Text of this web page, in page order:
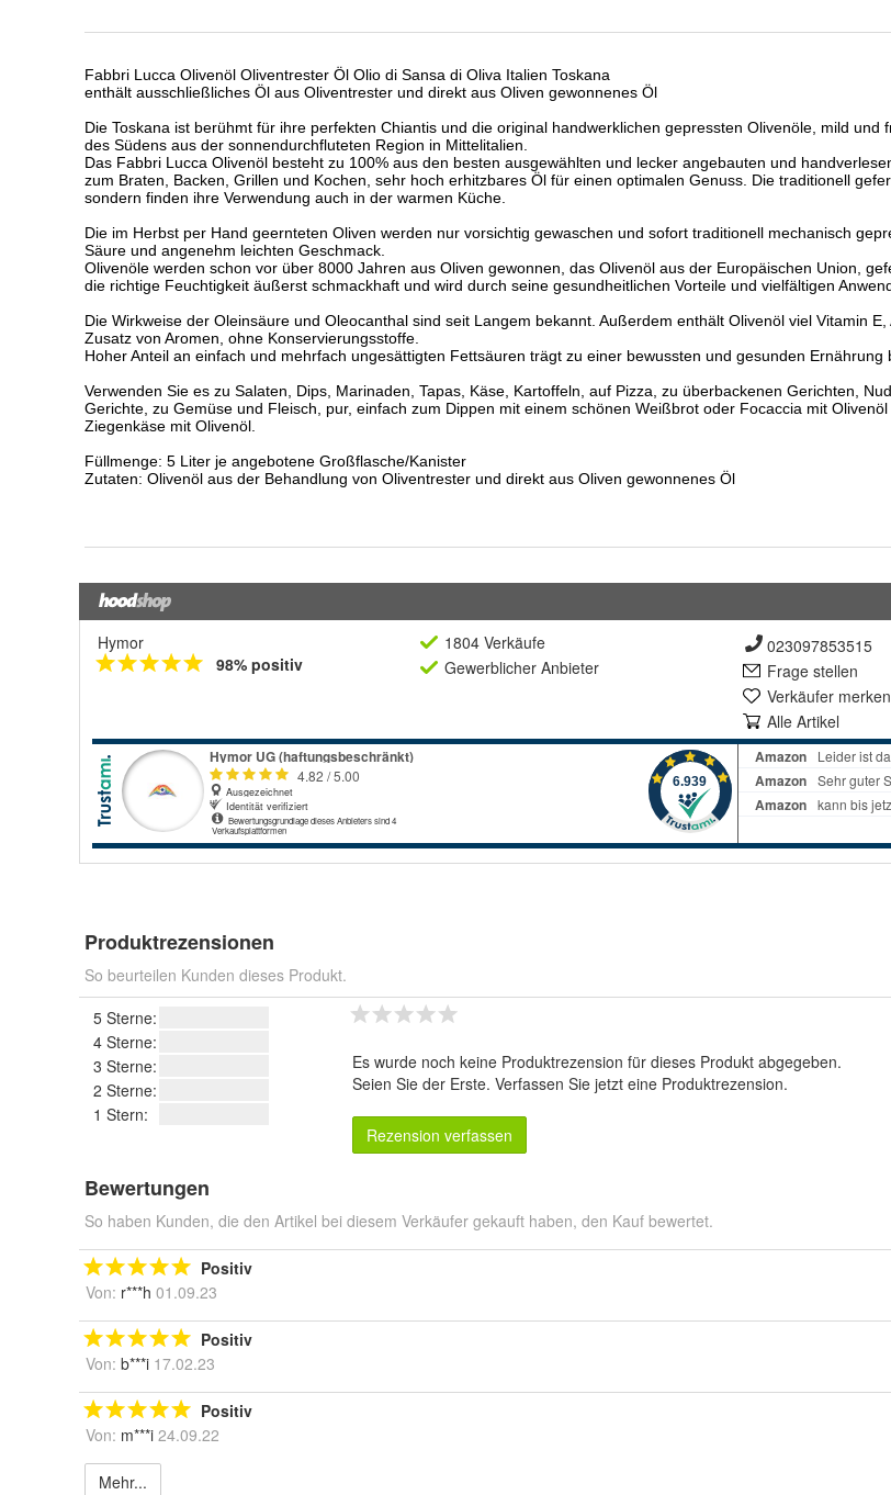
Hymor
98% positiv
1804 Verkäufe
Gewerblicher Anbieter
023097853515
Frage stellen
Verkäufer merken
Alle Artikel
Produktrezensionen
So beurteilen Kunden dieses Produkt.
5 Sterne:
4 Sterne:
3 Sterne:
2 Sterne:
1 Stern:
Es wurde noch keine Produktrezension für dieses Produkt abgegeben.
Seien Sie der Erste. Verfassen Sie jetzt eine Produktrezension.
Rezension verfassen
Bewertungen
So haben Kunden, die den Artikel bei diesem Verkäufer gekauft haben, den Kauf bewertet.
Positiv
Von: r***h 01.09.23
Positiv
Von: b***i 17.02.23
Positiv
Von: m***i 24.09.22
Mehr...